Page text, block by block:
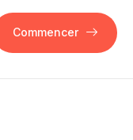
Commencer